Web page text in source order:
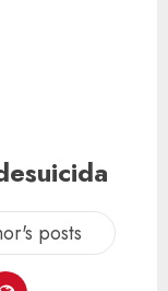
posts